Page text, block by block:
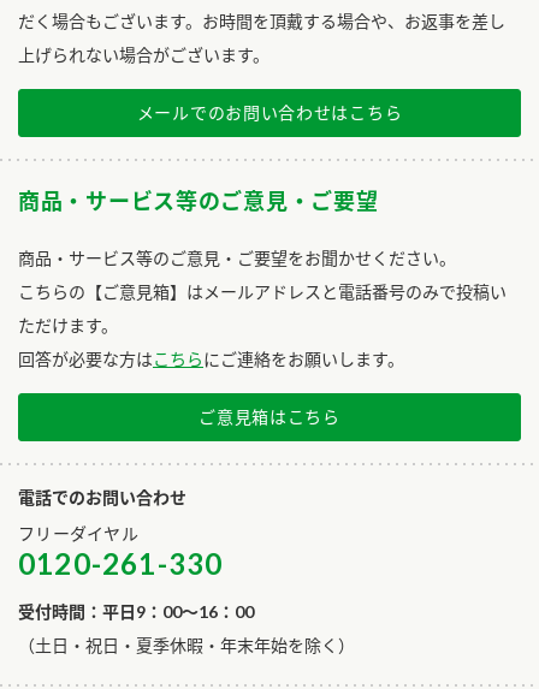
だく場合もございます。お時間を頂戴する場合や、お返事を差し
上げられない場合がございます。
メールでのお問い合わせはこちら
商品・サービス等のご意見・ご要望
商品・サービス等のご意見・ご要望をお聞かせください。
こちらの【ご意見箱】はメールアドレスと電話番号のみで投稿い
ただけます。
回答が必要な方はこちらにご連絡をお願いします。
ご意見箱はこちら
電話でのお問い合わせ
フリーダイヤル
0120-261-330
受付時間：平日9：00～16：00
​（土日・祝日・夏季休暇・年末年始を除く）